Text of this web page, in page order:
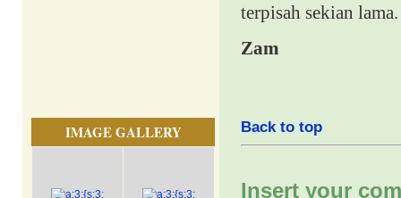
IMAGE GALLERY
terpisah sekian lama.
Zam
Back to top
Insert your